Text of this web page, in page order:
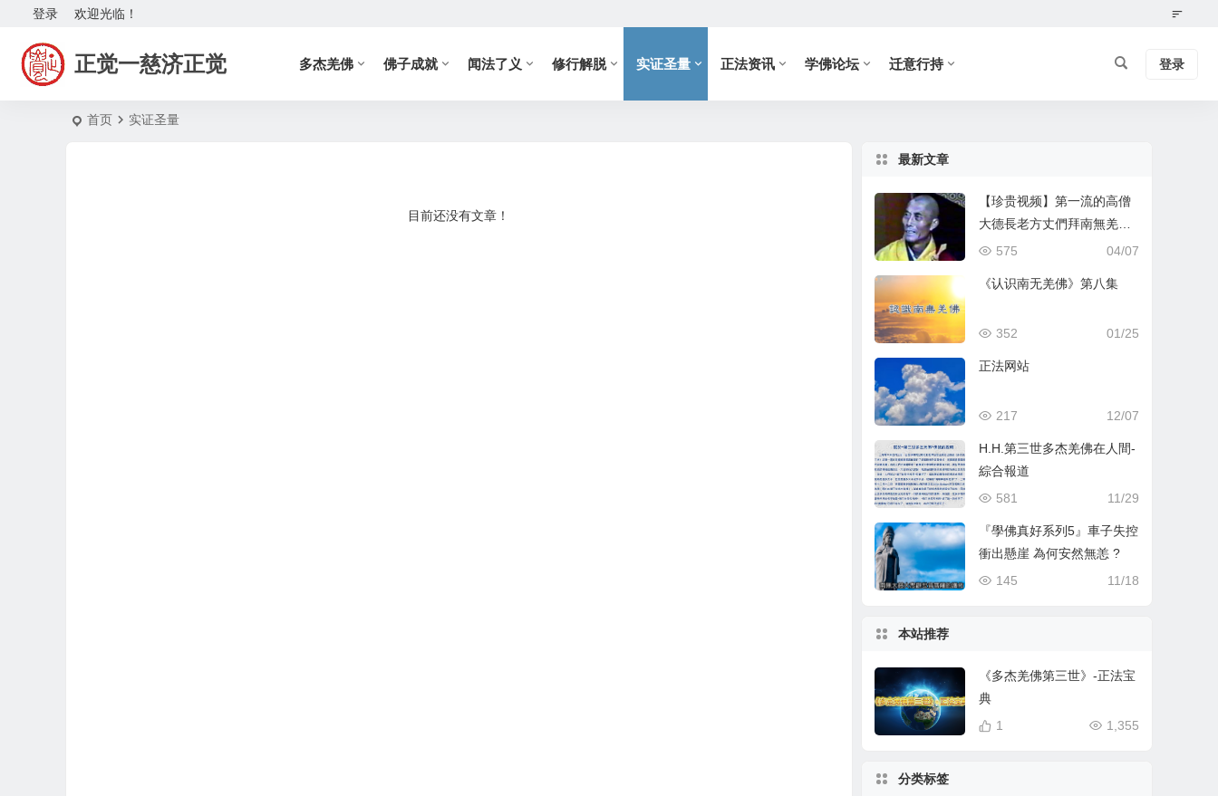
欢迎光临！
登录
正觉一慈济正觉 多杰羌佛 佛子成就 闻法了义 修行解脱 实证圣量 正法资讯 学佛论坛 迁意行持 登录
首页 实证圣量
目前还没有文章！
最新文章
【珍贵视频】第一流的高僧
大德長老方丈們拜南無羌佛
為師
04/07
575
《认识南无羌佛》第八集
01/25
352
正法网站
12/07
217
H.H.第三世多杰羌佛在人間-
綜合報道
11/29
581
『學佛真好系列5』車子失控
衝出懸崖 為何安然無恙 ?
11/18
145
本站推荐
《多杰羌佛第三世》-正法宝
典
1,355
1
分类标签